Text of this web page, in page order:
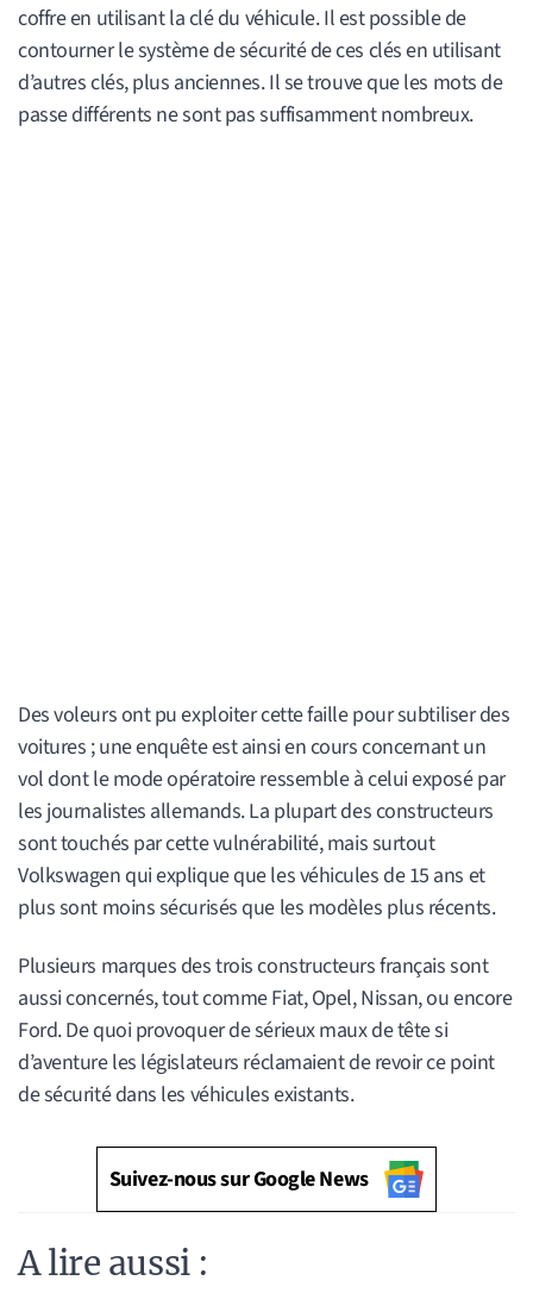
coffre en utilisant la clé du véhicule. Il est possible de
contourner le système de sécurité de ces clés en utilisant
d’autres clés, plus anciennes. Il se trouve que les mots de
passe différents ne sont pas suffisamment nombreux.
Des voleurs ont pu exploiter cette faille pour subtiliser des
voitures ; une enquête est ainsi en cours concernant un
vol dont le mode opératoire ressemble à celui exposé par
les journalistes allemands. La plupart des constructeurs
sont touchés par cette vulnérabilité, mais surtout
Volkswagen qui explique que les véhicules de 15 ans et
plus sont moins sécurisés que les modèles plus récents.
Plusieurs marques des trois constructeurs français sont
aussi concernés, tout comme Fiat, Opel, Nissan, ou encore
Ford. De quoi provoquer de sérieux maux de tête si
d’aventure les législateurs réclamaient de revoir ce point
de sécurité dans les véhicules existants.
Suivez-nous sur Google News
A lire aussi :